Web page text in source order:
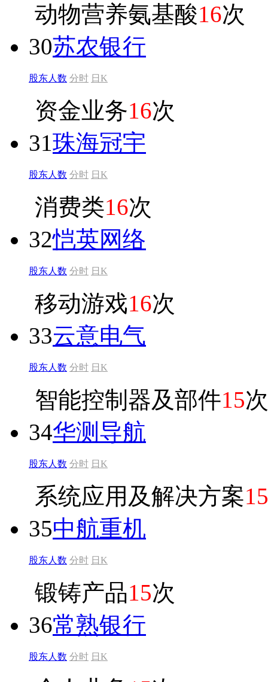
动物营养氨基酸16次
30苏农银行
股东人数 分时 日K
资金业务16次
31珠海冠宇
股东人数 分时 日K
消费类16次
32恺英网络
股东人数 分时 日K
移动游戏16次
33云意电气
股东人数 分时 日K
智能控制器及部件15次
34华测导航
股东人数 分时 日K
系统应用及解决方案15
35中航重机
股东人数 分时 日K
锻铸产品15次
36常熟银行
股东人数 分时 日K